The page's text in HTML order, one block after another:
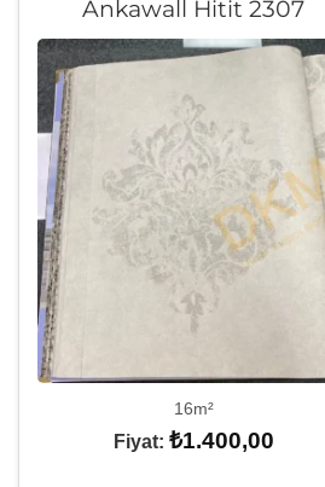
Ankawall Hitit 2307
16m²
Fiyat: ₺1.400,00